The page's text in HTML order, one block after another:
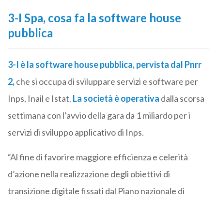
3-I Spa, cosa fa la software house
pubblica
3-I è la software house pubblica, pervista dal Pnrr
2,che si occupa di sviluppare servizi e software per
Inps, Inail e Istat. La società è operativa dalla scorsa
settimana con l’avvio della gara da 1 miliardo per i
servizi di sviluppo applicativo di Inps.
“Al fine di favorire maggiore efficienza e celerità
d’azione nella realizzazione degli obiettivi di
transizione digitale fissati dal Piano nazionale di